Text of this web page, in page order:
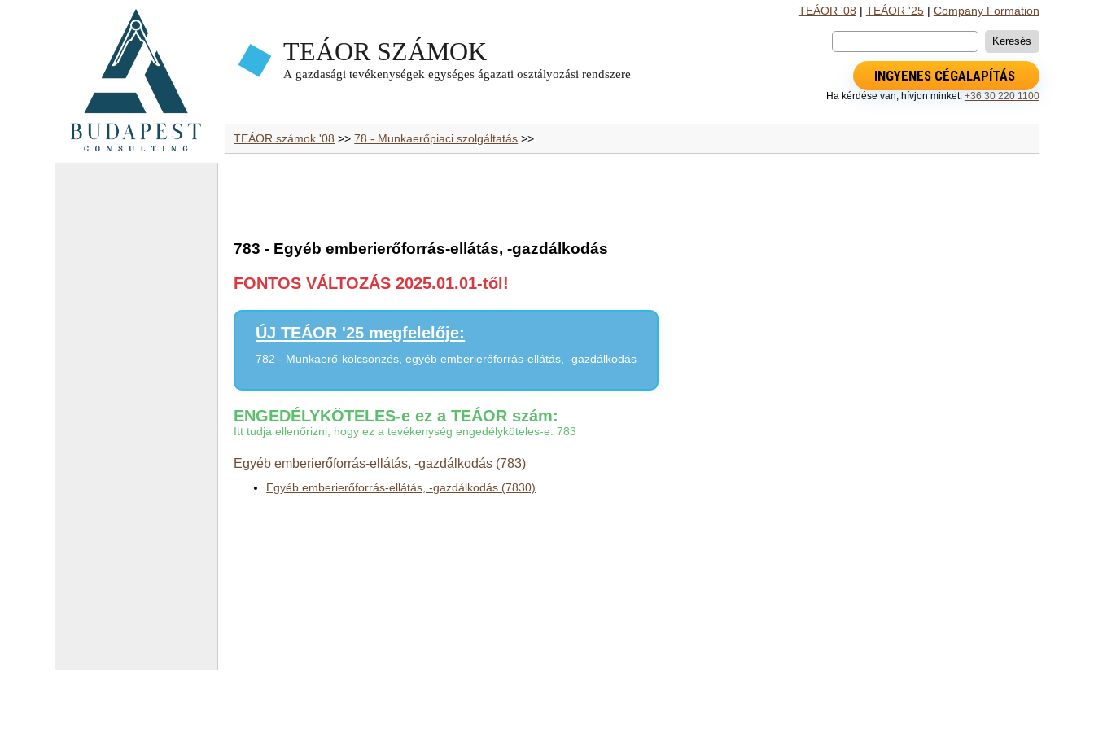
TEÁOR '08 TEÁOR '25| Company Formation
INGYENES CÉGALAPÍTÁS
Ha kérdése van, hívjon minket: +36 30 220 1100
TEÁOR számok '08 >>78 - Munkaerőpiaci szolgáltatás >>
783 - Egyéb emberierőforrás-ellátás, -gazdálkodás
FONTOS VÁLTOZÁS 2025.01.01-től!
ÚJ TEÁOR '25 megfelelője:
782 - Munkaerő-kölcsönzés, egyéb emberierőforrás-ellátás, -gazdálkodás
ENGEDÉLYKÖTELES-e ez a TEÁOR szám:
Itt tudja ellenőrizni, hogy ez a tevékenység engedélyköteles-e: 783
Egyéb emberierőforrás-ellátás, -gazdálkodás (783)
Egyéb emberierőforrás-ellátás, -gazdálkodás (7830)